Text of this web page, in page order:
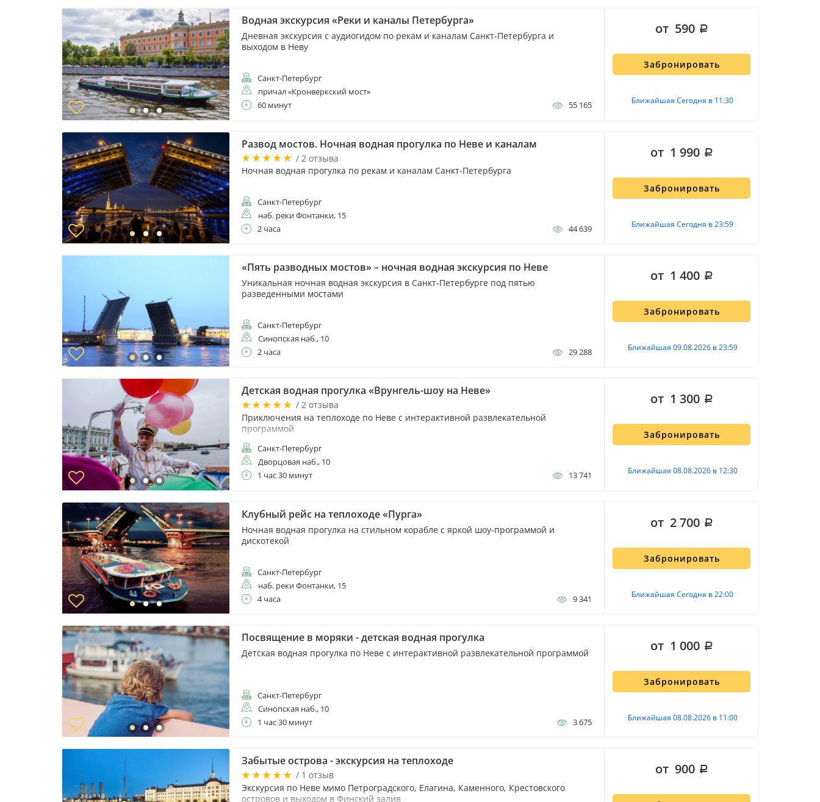
Водная экскурсия «Реки и каналы Петербурга»
Дневная экскурсия с аудиогидом по рекам и каналам Санкт-Петербурга и
выходом в Неву
Санкт-Петербург
причал «Кронверкский мост»
60 минут
55 165
Забронировать
Ближайшая Сегодня в 11:30
от 590
Развод мостов. Ночная водная прогулка по Неве и каналам
/ 2 отзыва
Ночная водная прогулка по рекам и каналам Санкт-Петербурга
Санкт-Петербург
наб. реки Фонтанки, 15
2 часа
44 639
Забронировать
Ближайшая Сегодня в 23:59
от 1 990
«Пять разводных мостов» – ночная водная экскурсия по Неве
Уникальная ночная водная экскурсия в Санкт-Петербурге под пятью
разведенными мостами
Санкт-Петербург
Синопская наб., 10
2 часа
29 288
Забронировать
Ближайшая 09.08.2026 в 23:59
от 1 400
Детская водная прогулка «Врунгель-шоу на Неве»
/ 2 отзыва
Приключения на теплоходе по Неве с интерактивной развлекательной
программой
Санкт-Петербург
Дворцовая наб., 10
1 час 30 минут
13 741
Забронировать
Ближайшая 08.08.2026 в 12:30
от 1 300
Клубный рейс на теплоходе «Пурга»
Ночная водная прогулка на стильном корабле с яркой шоу-программой и
дискотекой
Санкт-Петербург
наб. реки Фонтанки, 15
4 часа
9 341
Забронировать
Ближайшая Сегодня в 22:00
от 2 700
Посвящение в моряки - детская водная прогулка
Детская водная прогулка по Неве с интерактивной развлекательной программой
Санкт-Петербург
Синопская наб., 10
1 час 30 минут
3 675
Забронировать
Ближайшая 08.08.2026 в 11:00
от 1 000
Забытые острова - экскурсия на теплоходе
/ 1 отзыв
Экскурсия по Неве мимо Петроградского, Елагина, Каменного, Крестовского
островов и выходом в Финский залив
от 900